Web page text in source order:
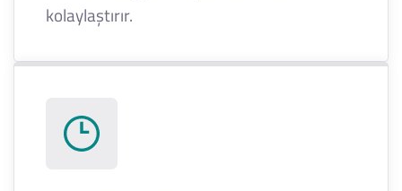
kolaylaştırır.